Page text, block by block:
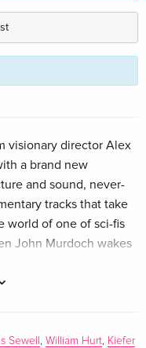
visionary director Alex
a brand new
and sound, never-
tracks that take
world of one of sci-fis
John Murdoch wakes
claiming to be his
Sewell , William Hurt, Kiefer